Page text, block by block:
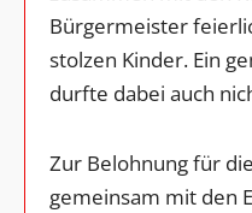
Bürgermeister
stolzen Kinder. Ein
durfte dabei auch
Zur Belohnung für
gemeinsam mit den